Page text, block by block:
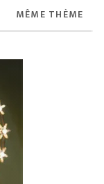
MÊME THÈME